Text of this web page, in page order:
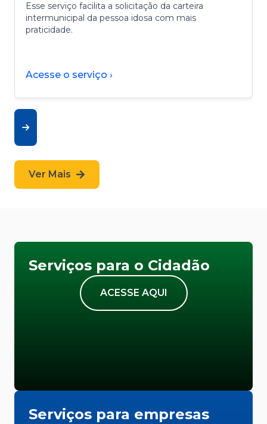
Esse serviço facilita a solicitação da carteira
intermunicipal da pessoa idosa com mais
praticidade.
Acesse o serviço ›
Ver Mais
Serviços para o Cidadão
ACESSE AQUI
Serviços para empresas